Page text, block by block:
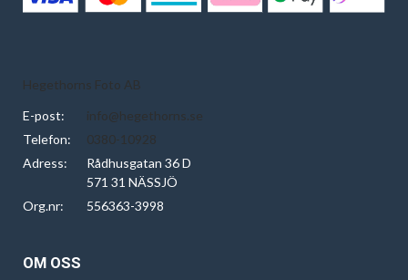
Hegethorns Foto AB
E-post:
info@hegethorns.se
Telefon:
0380-10928
Adress:
Rådhusgatan 36 D
571 31 NÄSSJÖ
Org.nr:
556363-3998
OM OSS